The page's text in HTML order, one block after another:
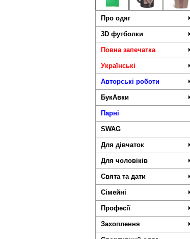
Про одяг
3D футболки
Повна запечатка
Українські
Авторські роботи
БукАвки
Парні
SWAG
Для дівчаток
Для чоловіків
Свята та дати
Сімейні
Професії
Захоплення